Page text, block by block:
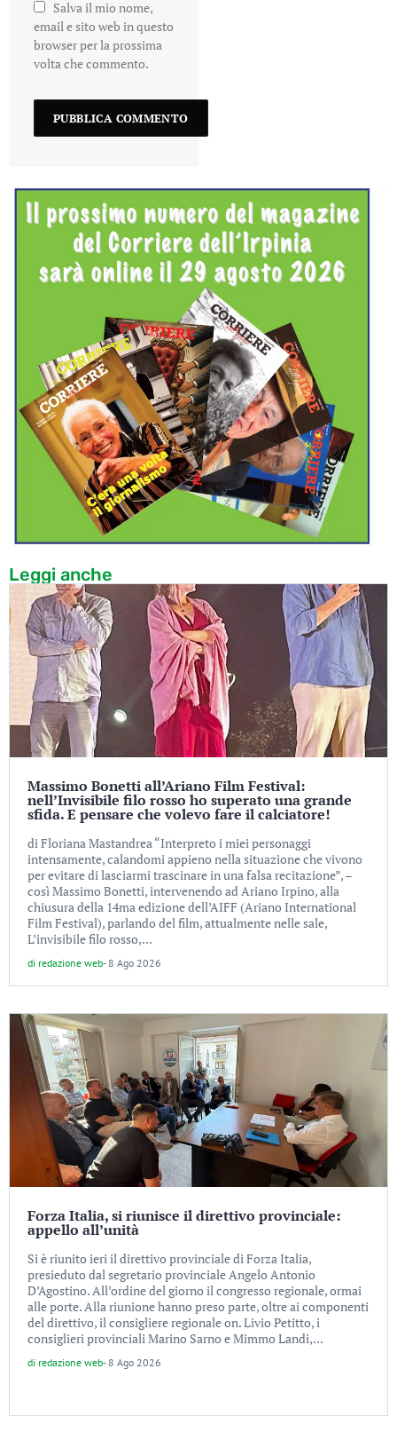
Salva il mio nome,
email e sito web in questo
browser per la prossima
volta che commento.
Leggi anche
Massimo Bonetti all’Ariano Film Festival:
nell’Invisibile filo rosso ho superato una grande
sfida. E pensare che volevo fare il calciatore!
di Floriana Mastandrea “Interpreto i miei personaggi
intensamente, calandomi appieno nella situazione che vivono
per evitare di lasciarmi trascinare in una falsa recitazione”, –
così Massimo Bonetti, intervenendo ad Ariano Irpino, alla
chiusura della 14ma edizione dell’AIFF (Ariano International
Film Festival), parlando del film, attualmente nelle sale,
L’invisibile filo rosso,...
di redazione web- 8 Ago 2026
Forza Italia, si riunisce il direttivo provinciale:
appello all’unità
Si è riunito ieri il direttivo provinciale di Forza Italia,
presieduto dal segretario provinciale Angelo Antonio
D’Agostino. All’ordine del giorno il congresso regionale, ormai
alle porte. Alla riunione hanno preso parte, oltre ai componenti
del direttivo, il consigliere regionale on. Livio Petitto, i
consiglieri provinciali Marino Sarno e Mimmo Landi,...
di redazione web- 8 Ago 2026